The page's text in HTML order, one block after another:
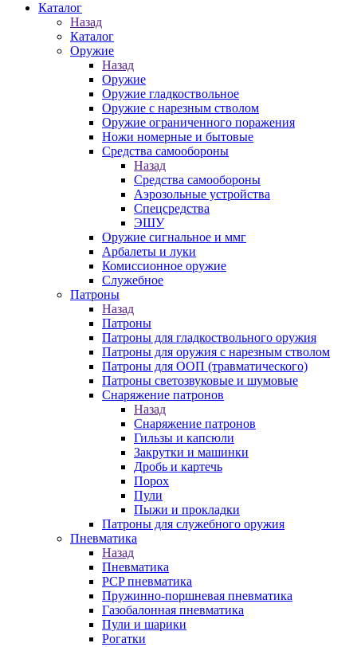
Каталог
Назад
Каталог
Оружие
Назад
Оружие
Оружие гладкоствольное
Оружие с нарезным стволом
Оружие ограниченного поражения
Ножи номерные и бытовые
Средства самообороны
Назад
Средства самообороны
Аэрозольные устройства
Спецсредства
ЭШУ
Оружие сигнальное и ммг
Арбалеты и луки
Комиссионное оружие
Служебное
Патроны
Назад
Патроны
Патроны для гладкоствольного оружия
Патроны для оружия с нарезным стволом
Патроны для ООП (травматического)
Патроны светозвуковые и шумовые
Снаряжение патронов
Назад
Снаряжение патронов
Гильзы и капсюли
Закрутки и машинки
Дробь и картечь
Порох
Пули
Пыжи и прокладки
Патроны для служебного оружия
Пневматика
Назад
Пневматика
PCP пневматика
Пружинно-поршневая пневматика
Газобалонная пневматика
Пули и шарики
Рогатки